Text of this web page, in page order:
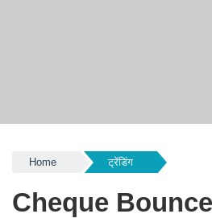
Home ट्रेंडिंग
Cheque Bounce